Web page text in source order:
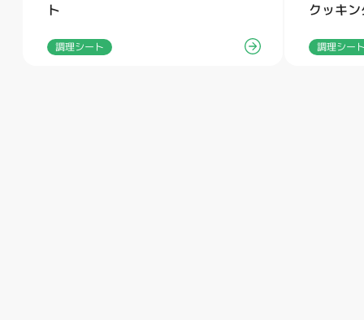
ト
調理シート
クッキ
調理シー